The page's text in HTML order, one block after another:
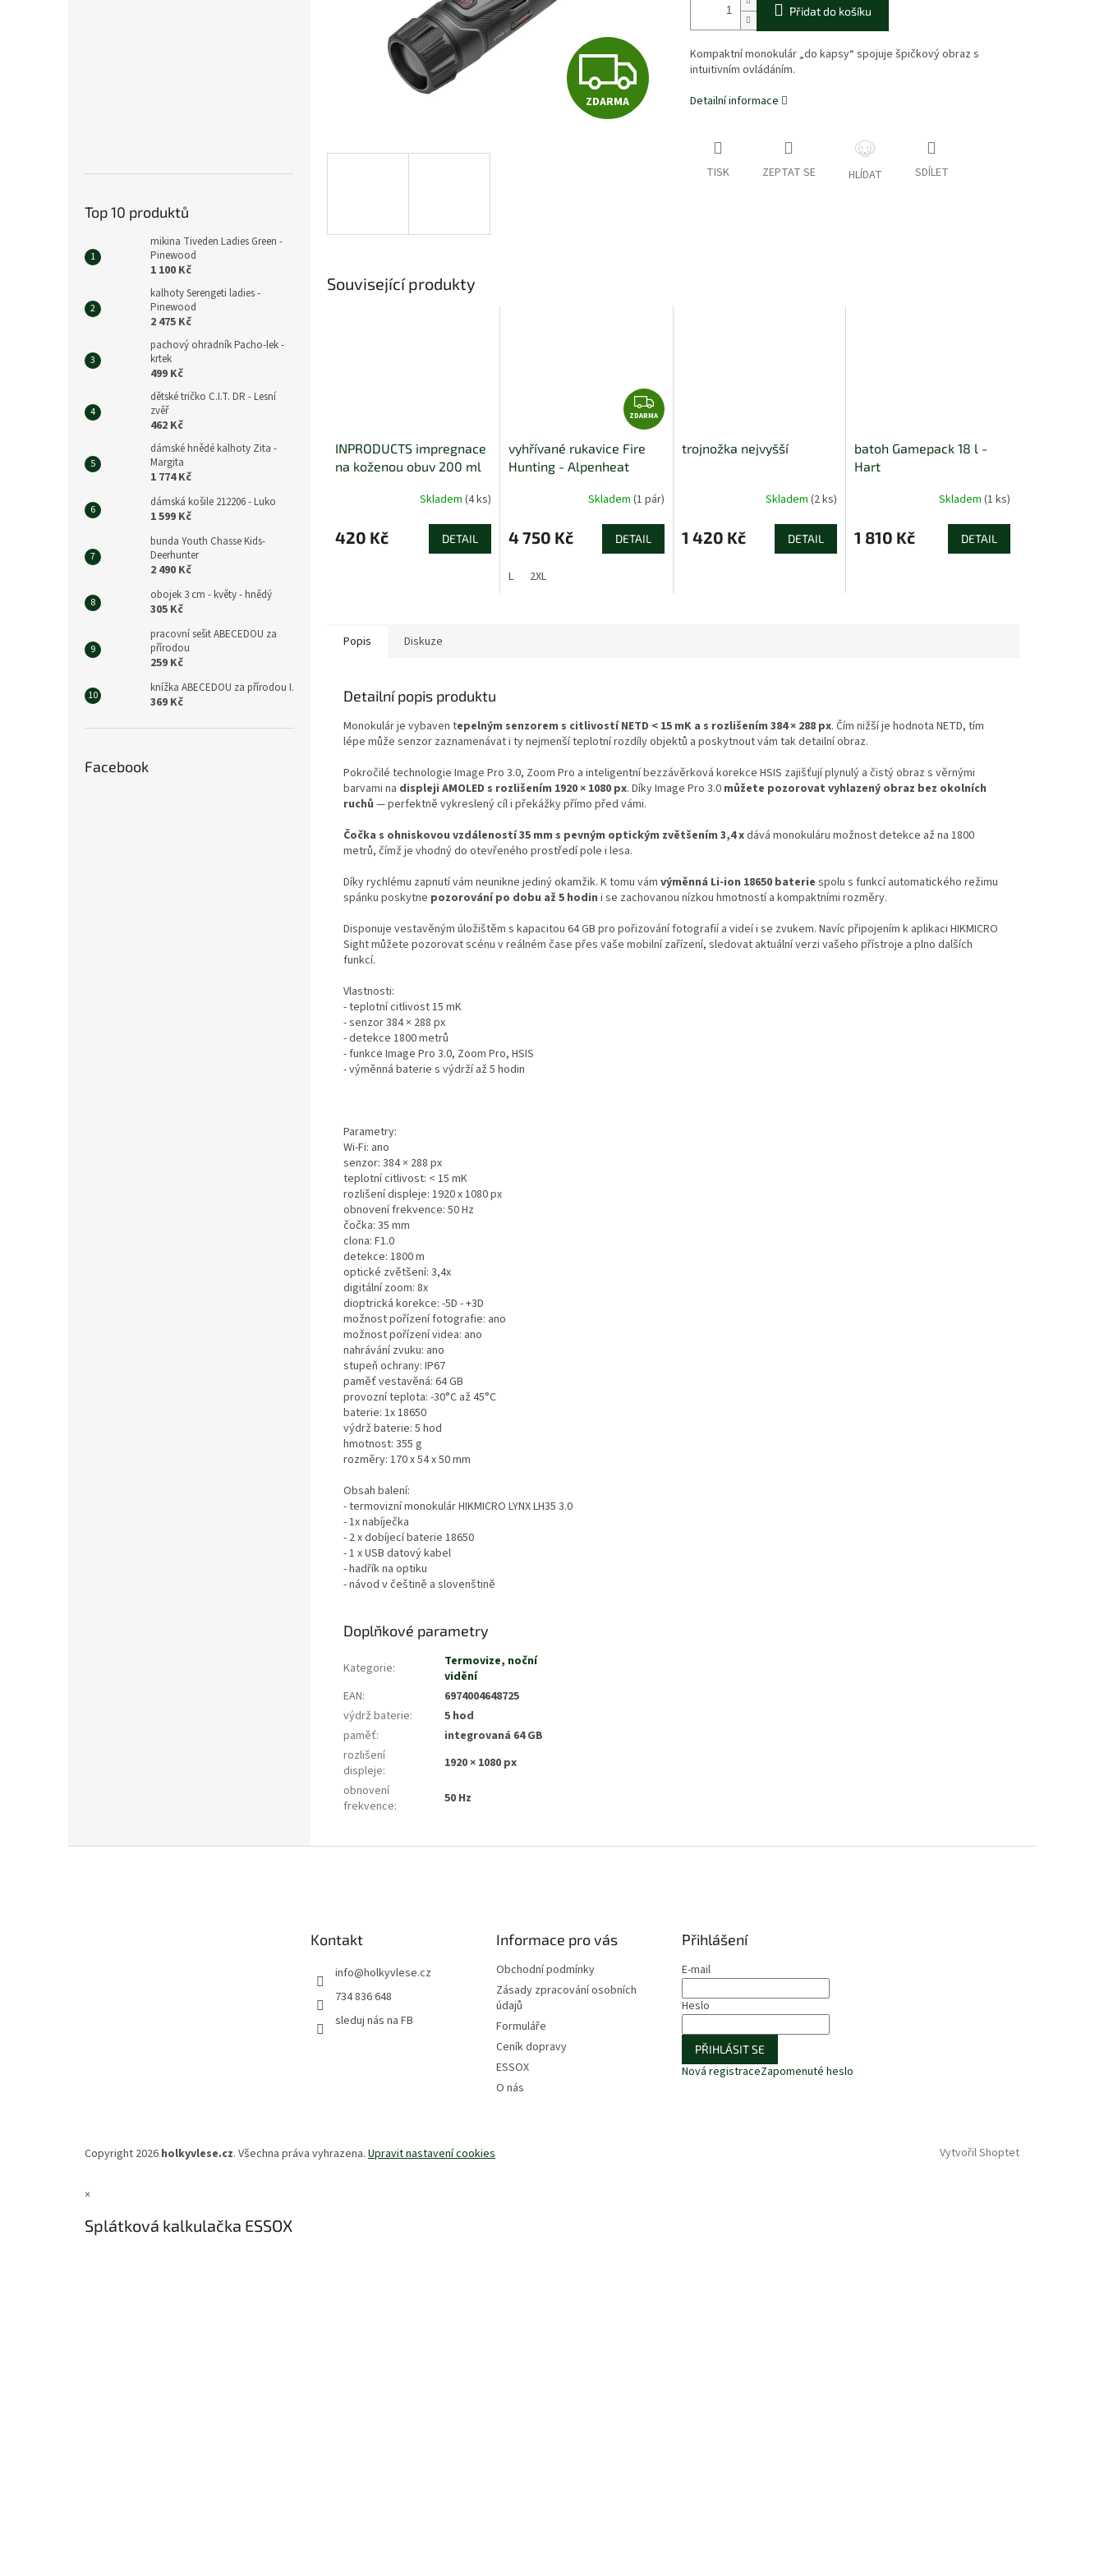
Top 10 produktů
mikina Tiveden Ladies Green -
Pinewood
1 100 Kč
kalhoty Serengeti ladies -
Pinewood
2 475 Kč
pachový ohradník Pacho-lek -
krtek
499 Kč
dětské tričko C.I.T. DR - Lesní
zvěř
462 Kč
dámské hnědé kalhoty Zita -
Margita
1 774 Kč
dámská košile 212206 - Luko
1 599 Kč
bunda Youth Chasse Kids-
Deerhunter
2 490 Kč
obojek 3 cm - květy - hnědý
305 Kč
pracovní sešit ABECEDOU za
přírodou
259 Kč
knížka ABECEDOU za přírodou I.
369 Kč
Facebook
Z
D
M
ZDARMA
Přidat do košíku
Kompaktní monokulár „do kapsy“ spojuje špičkový obraz s
intuitivním ovládáním.
Detailní informace
TISK ZEPTAT SE HLÍDAT SDÍLET
Související produkty
INPRODUCTS impregnace
na koženou obuv 200 ml
Skladem (4 ks)
420 Kč DETAIL
Z
D
A
ZDARMA
vyhřívané rukavice Fire
Hunting - Alpenheat
Skladem (1 pár)
4 750 Kč DETAIL
L 2XL
trojnožka nejvyšší
Skladem(2 ks)
1 420 Kč DETAIL
batoh Gamepack 18 l -
Hart
Skladem (1 ks)
1 810 Kč DETAIL
Popis Diskuze
Detailní popis produktu
Monokulár je vybaven tepelným senzorem s citlivostí NETD < 15 mK a s rozlišením 384 × 288 px. Čím nižší je hodnota NETD, tím
lépe může senzor zaznamenávat i ty nejmenší teplotní rozdíly objektů a poskytnout vám tak detailní obraz.
Pokročilé technologie Image Pro 3.0, Zoom Pro a inteligentní bezzávěrková korekce HSIS zajišťují plynulý a čistý obraz s věrnými
barvami na displeji AMOLED s rozlišením 1920 × 1080 px. Díky Image Pro 3.0 můžete pozorovat vyhlazený obraz bez okolních
ruchů — perfektně vykreslený cíl i překážky přímo před vámi.
Čočka s ohniskovou vzdáleností 35 mm s pevným optickým zvětšením 3,4 xdává monokuláru možnost detekce až na 1800
metrů, čímž je vhodný do otevřeného prostředí pole i lesa.
Díky rychlému zapnutí vám neunikne jediný okamžik. K tomu vám výměnná Li-ion 18650 baterie spolu s funkcí automatického režimu
spánku poskytne pozorování po dobu až 5 hodin i se zachovanou nízkou hmotností a kompaktními rozměry.
Disponuje vestavěným úložištěm s kapacitou 64 GB pro pořizování fotografií a videí i se zvukem. Navíc připojením k aplikaci HIKMICRO
Sight můžete pozorovat scénu v reálném čase přes vaše mobilní zařízení, sledovat aktuální verzi vašeho přístroje a plno dalších
funkcí.
Vlastnosti:
- teplotní citlivost 15 mK
- senzor 384 × 288 px
- detekce 1800 metrů
- funkce Image Pro 3.0, Zoom Pro, HSIS
- výměnná baterie s výdrží až 5 hodin
Parametry:
Wi-Fi: ano
senzor: 384 × 288 px
teplotní citlivost: < 15 mK
rozlišení displeje: 1920 x 1080 px
obnovení frekvence: 50 Hz
čočka: 35 mm
clona: F1.0
detekce: 1800 m
optické zvětšení: 3,4x
digitální zoom: 8x
dioptrická korekce: -5D - +3D
možnost pořízení fotografie: ano
možnost pořízení videa: ano
nahrávání zvuku: ano
stupeň ochrany: IP67
paměť vestavěná: 64 GB
provozní teplota: -30°C až 45°C
baterie: 1x 18650
výdrž baterie: 5 hod
hmotnost: 355 g
rozměry: 170 x 54 x 50 mm
Obsah balení:
- termovizní monokulár HIKMICRO LYNX LH35 3.0
- 1x nabíječka
- 2 x dobíjecí baterie 18650
- 1 x USB datový kabel
- hadřík na optiku
- návod v češtině a slovenštině
Doplňkové parametry
Kategorie:
Termovize, noční
vidění
EAN:
6974004648725
výdrž baterie:
5 hod
paměť:
integrovaná 64 GB
rozlišení
displeje:
1920 × 1080 px
obnovení
frekvence: 50 Hz
Kontakt
info@holkyvlese.cz
734 836 648
sleduj nás na FB
Informace pro vás
Obchodní podmínky
Zásady zpracování osobních
údajů
Formuláře
Ceník dopravy
ESSOX
O nás
Přihlášení
E-mail
Heslo
PŘIHLÁSIT SE
Nová registraceZapomenuté heslo
Vytvořil Shoptet
Copyright 2026 holkyvlese.cz. Všechna práva vyhrazena. Upravit nastavení cookies
×
Splátková kalkulačka ESSOX